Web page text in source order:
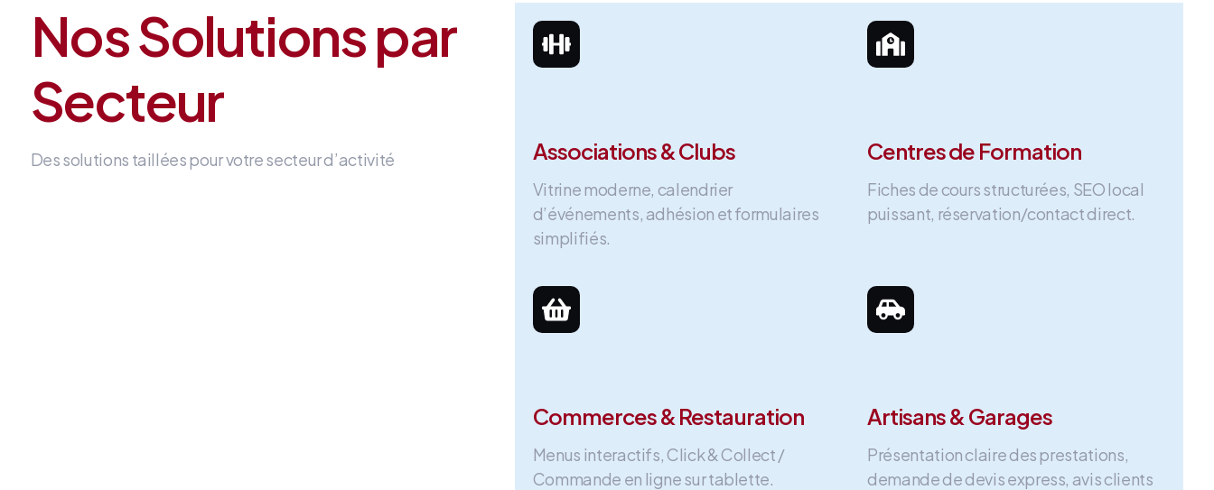
Nos Solutions par
Secteur
Des solutions taillées pour votre secteur d’activité Associations & Clubs
Vitrine moderne, calendrier
d’événements, adhésion et formulaires
simplifiés.
Centres de Formation
Fiches de cours structurées, SEO local
puissant, réservation/contact direct.
Commerces & Restauration
Menus interactifs, Click & Collect /
Commande en ligne sur tablette.
Artisans & Garages
Présentation claire des prestations,
demande de devis express, avis clients